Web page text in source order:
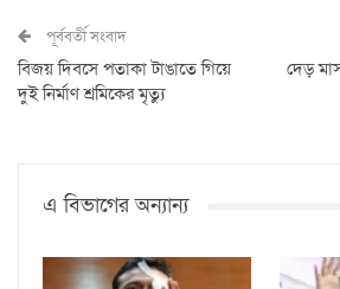
পূর্ববর্তী সংবাদ
বিজয় দিবসে পতাকা টাঙাতে গি‌য়ে
দুই নির্মাণ শ্রমিকের মৃ‌ত্যু
দেড়
এ বিভাগের অন্যান্য